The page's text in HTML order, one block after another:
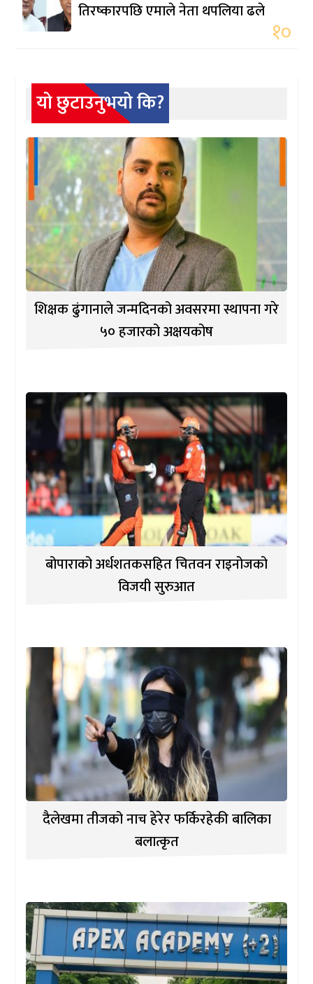
तिरष्कारपछि एमाले नेता थपलिया ढले
१०
यो छुटाउनुभयो कि?
शिक्षक ढुंगानाले जन्मदिनको अवसरमा स्थापना गरे
५० हजारको अक्षयकोष
बोपाराको अर्धशतकसहित चितवन राइनोजको
विजयी सुरुआत
दैलेखमा तीजको नाच हेरेर फर्किरहेकी बालिका
बलात्कृत